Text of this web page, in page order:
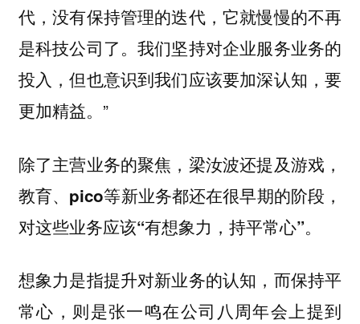
代，没有保持管理的迭代，它就慢慢的不再
是科技公司了。我们坚持对企业服务业务的
投入，但也意识到我们应该要加深认知，要
更加精益。”
除了主营业务的聚焦， 梁汝波还提及游戏，
教育、pico等新业务都还在很早期的阶段，
对这些业务应该“有想象力，持平常心”。
想象力是指提升对新业务的认知，而保持平
常心，则是张一鸣在公司八周年会上提到